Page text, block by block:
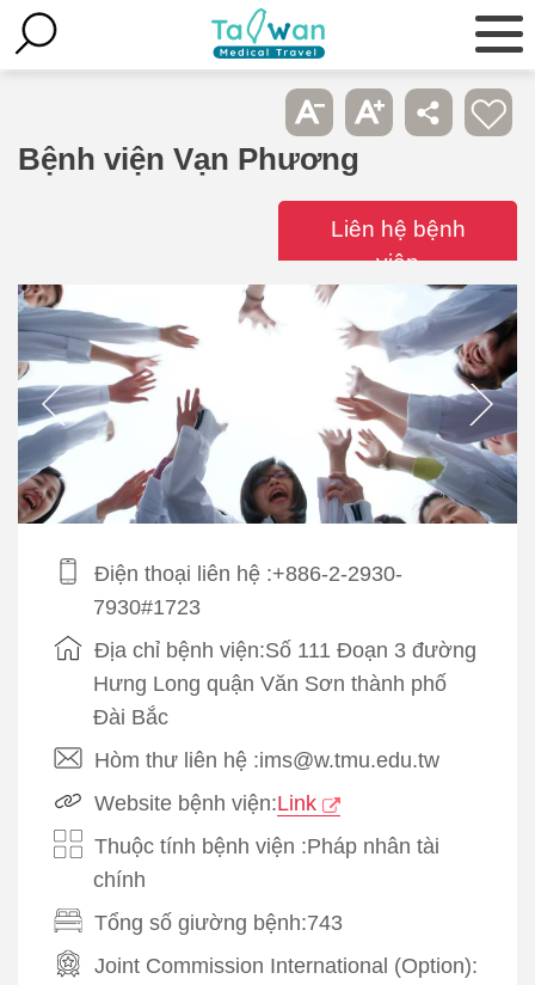
Bệnh viện Vạn Phương
Liên hệ bệnh
viện
Điện thoại liên hệ :+886-2-2930-
7930#1723
Địa chỉ bệnh viện:Số 111 Đoạn 3 đường
Hưng Long quận Văn Sơn thành phố
Đài Bắc
Hòm thư liên hệ :ims@w.tmu.edu.tw
Website bệnh viện:Link
Thuộc tính bệnh viện :Pháp nhân tài
chính
Tổng số giường bệnh:743
Joint Commission International (Option):